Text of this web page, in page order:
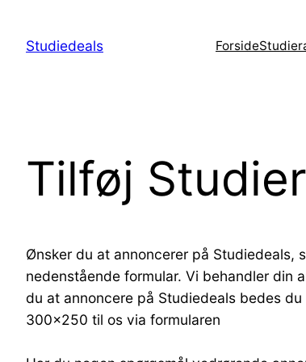
indholdStudiedeals Forside
Tilføj
Ønsker du at annoncerer på Studiedeals,
nedenstående formular. Vi behandler din
du at annoncere på Studiedeals bedes
300×250 til os via formularen